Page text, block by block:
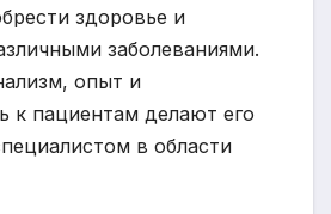
здоровье и
заболеваниями.
опыт и
к пациентам делают его
в области